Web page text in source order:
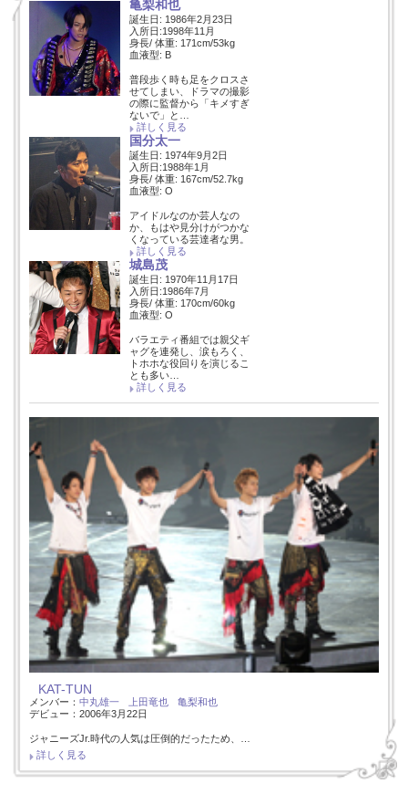
亀梨和也
誕生日: 1986年2月23日
入所日:1998年11月
身長/ 体重: 171cm/53kg
血液型: B
普段歩く時も足をクロスさ
せてしまい、ドラマの撮影
の際に監督から「キメすぎ
ないで」と…
詳しく見る
国分太一
誕生日: 1974年9月2日
入所日:1988年1月
身長/ 体重: 167cm/52.7kg
血液型: O
アイドルなのか芸人なの
か、もはや見分けがつかな
くなっている芸達者な男。
詳しく見る
城島茂
誕生日: 1970年11月17日
入所日:1986年7月
身長/ 体重: 170cm/60kg
血液型: O
バラエティ番組では親父ギ
ャグを連発し、涙もろく、
トホホな役回りを演じるこ
とも多い…
詳しく見る
KAT-TUN
メンバー： 中丸雄一 上田竜也
亀梨和也
デビュー：2006年3月22日
ジャニーズJr.時代の人気は圧倒的だったため、…
詳しく見る